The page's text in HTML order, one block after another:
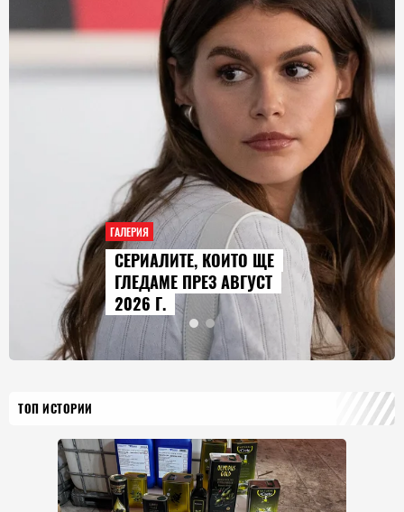
ГАЛЕРИЯ
СЕРИАЛИТЕ, КОИТО ЩЕ
ГЛЕДАМЕ ПРЕЗ АВГУСТ
2026 Г.
ТОП ИСТОРИИ